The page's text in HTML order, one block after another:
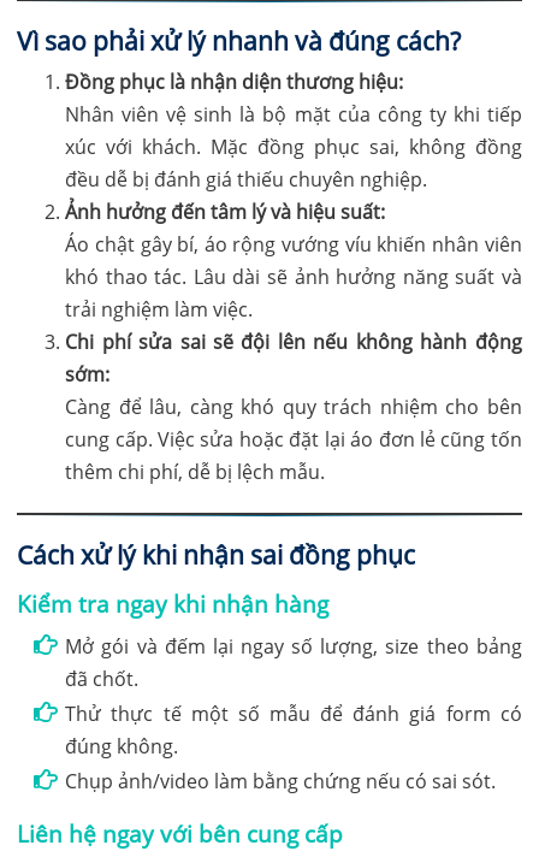
Vì sao phải xử lý nhanh và đúng cách?
Đồng phục là nhận diện thương hiệu:
Nhân viên vệ sinh là bộ mặt của công ty khi tiếp
xúc với khách. Mặc đồng phục sai, không đồng
đều dễ bị đánh giá thiếu chuyên nghiệp.
Ảnh hưởng đến tâm lý và hiệu suất:
Áo chật gây bí, áo rộng vướng víu khiến nhân viên
khó thao tác. Lâu dài sẽ ảnh hưởng năng suất và
trải nghiệm làm việc.
Chi phí sửa sai sẽ đội lên nếu không hành động
sớm:
Càng để lâu, càng khó quy trách nhiệm cho bên
cung cấp. Việc sửa hoặc đặt lại áo đơn lẻ cũng tốn
thêm chi phí, dễ bị lệch mẫu.
Cách xử lý khi nhận sai đồng phục
Kiểm tra ngay khi nhận hàng
Mở gói và đếm lại ngay số lượng, size theo bảng
đã chốt.
Thử thực tế một số mẫu để đánh giá form có
đúng không.
Chụp ảnh/video làm bằng chứng nếu có sai sót.
Liên hệ ngay với bên cung cấp